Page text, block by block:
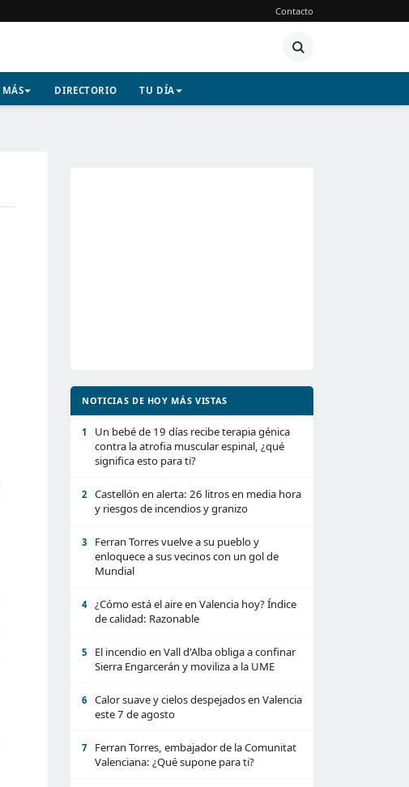
Contacto
MÁS DIRECTORIO TU DÍA
NOTICIAS DE HOY MÁS VISTAS
1
Un bebé de 19 días recibe terapia génica
contra la atrofia muscular espinal, ¿qué
significa esto para ti?
2
Castellón en alerta: 26 litros en media hora
y riesgos de incendios y granizo
3
Ferran Torres vuelve a su pueblo y
enloquece a sus vecinos con un gol de
Mundial
4
¿Cómo está el aire en Valencia hoy? Índice
de calidad: Razonable
5
El incendio en Vall d'Alba obliga a confinar
Sierra Engarcerán y moviliza a la UME
6
Calor suave y cielos despejados en Valencia
este 7 de agosto
7
Ferran Torres, embajador de la Comunitat
Valenciana: ¿Qué supone para ti?